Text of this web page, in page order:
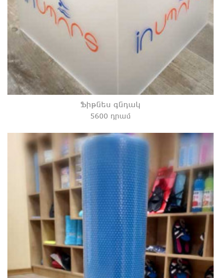
Ֆիթնես գնդակ
5600 դրամ